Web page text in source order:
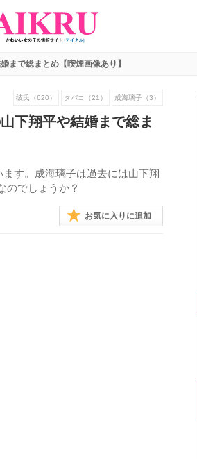
まで総まとめ【喫煙画像あり】
彼氏（620） タバコ（21） 成海璃子（3）
下翔平や結婚まで総ま
す。成海璃子は過去には山下翔
のでしょうか？
お気に入りに追加